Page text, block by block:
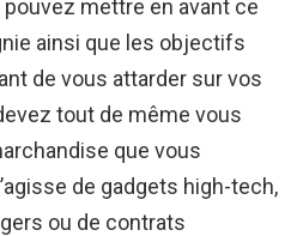
mettre en avant ce
ainsi que les objectifs
de vous attarder sur vos
tout de même vous
que vous
de gadgets high-tech,
ou de contrats